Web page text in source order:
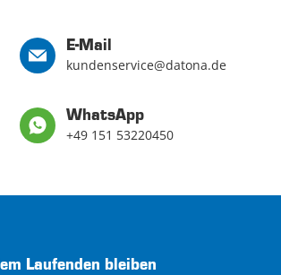
E-Mail
kundenservice@datona.de
WhatsApp
+49 151 53220450
Laufenden bleiben